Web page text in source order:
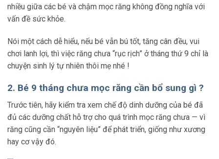
nhiều giữa các bé và chậm mọc răng không đồng nghĩa với
vấn đề sức khỏe.
Nói một cách dễ hiểu, nếu bé vẫn bú tốt, tăng cân đều, vui
chơi lanh lợi, thì việc răng chưa “rục rịch” ở tháng thứ 9 chỉ là
chuyện sinh lý tự nhiên thôi mẹ nhé !
2. Bé 9 tháng chưa mọc răng cần bổ sung gì ?
Trước tiên, hãy kiểm tra xem chế độ dinh dưỡng của bé đã
đủ các dưỡng chất hỗ trợ cho quá trình mọc răng chưa — vì
răng cũng cần “nguyên liệu” để phát triển, giống như xương
hay cơ vậy đó.